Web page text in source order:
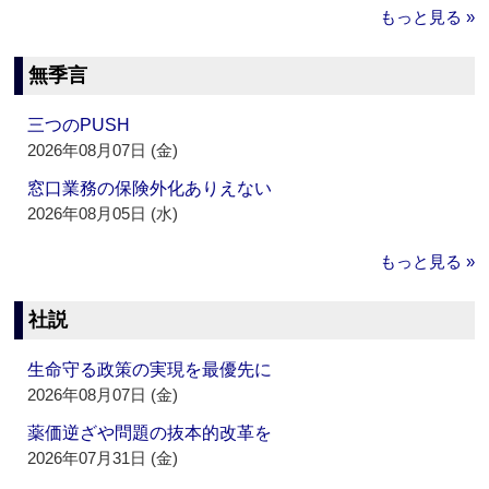
もっと見る »
無季言
三つのPUSH
2026年08月07日 (金)
窓口業務の保険外化ありえない
2026年08月05日 (水)
もっと見る »
社説
生命守る政策の実現を最優先に
2026年08月07日 (金)
薬価逆ざや問題の抜本的改革を
2026年07月31日 (金)